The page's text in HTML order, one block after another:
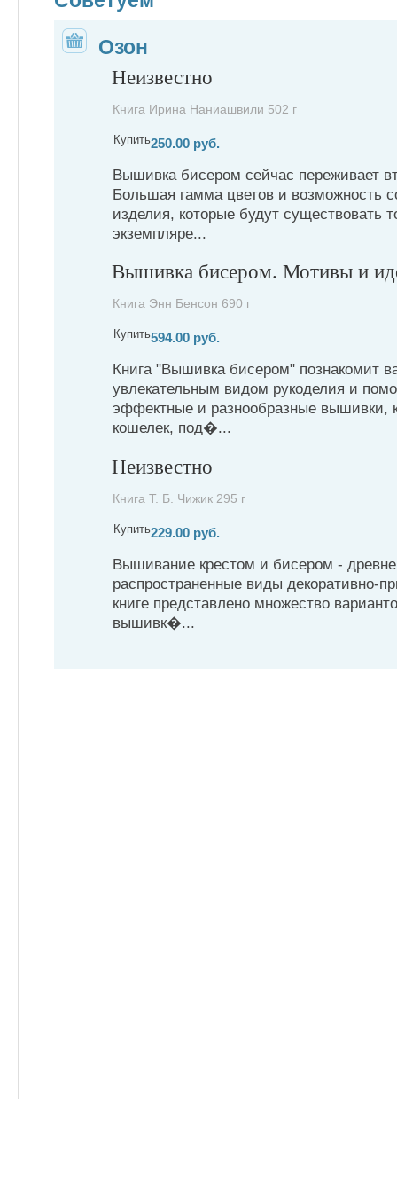
Озон
Неизвестно
Книга Ирина Наниашвили 502 г
Купить250.00 руб.
Вышивка бисером сейчас переживает
Большая гамма цветов и возможность
изделия, которые будут существовать
экземпляре...
Вышивка бисером. Мотивы и
Книга Энн Бенсон 690 г
Купить594.00 руб.
Книга "Вышивка бисером" познакомит
увлекательным видом рукоделия и
эффектные и разнообразные вышивки,
кошелек, под�...
Неизвестно
Книга Т. Б. Чижик 295 г
Купить229.00 руб.
Вышивание крестом и бисером -
распространенные виды декоративно-
книге представлено множество
вышивк�...